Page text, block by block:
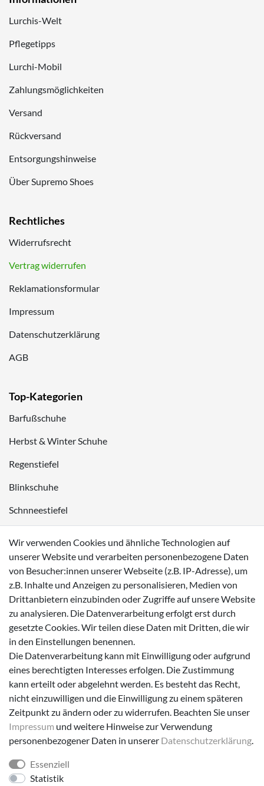
Lurchis-Welt
Pflegetipps
Lurchi-Mobil
Zahlungsmöglichkeiten
Versand
Rückversand
Entsorgungshinweise
Über Supremo Shoes
Rechtliches
Widerrufsrecht
Vertrag widerrufen
Reklamationsformular
Impressum
Datenschutzerklärung
AGB
Top-Kategorien
Barfußschuhe
Herbst & Winter Schuhe
Regenstiefel
Blinkschuhe
Schnneestiefel
Sneaker
Zahlungsmöglichkeiten
Versanddienstleister
Folge uns!
Wir verwenden Cookies und ähnliche Technologien auf
unserer Website und verarbeiten personenbezogene Daten
von Besucher:innen unserer Webseite (z.B. IP-Adresse), um
z.B. Inhalte und Anzeigen zu personalisieren, Medien von
Drittanbietern einzubinden oder Zugriffe auf unsere Website
zu analysieren. Die Datenverarbeitung erfolgt erst durch
gesetzte Cookies. Wir teilen diese Daten mit Dritten, die wir
in den Einstellungen benennen.
Die Datenverarbeitung kann mit Einwilligung oder aufgrund
eines berechtigten Interesses erfolgen. Die Zustimmung
kann erteilt oder abgelehnt werden. Es besteht das Recht,
nicht einzuwilligen und die Einwilligung zu einem späteren
Zeitpunkt zu ändern oder zu widerrufen. Beachten Sie unser
Impressum und weitere Hinweise zur Verwendung
personenbezogener Daten in unserer Daten­schutz­erklärung.
Essenziell
Statistik